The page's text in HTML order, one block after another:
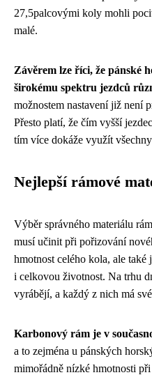
27,5palcovými koly mohli
malé.
Závěrem lze říci, že pánské
širokému spektru jezdců
možnostem nastavení již není
Přesto platí, že čím vyšší
tím více dokáže využít
Nejlepší rámové
Výběr správného materiálu
musí učinit při pořizování
hmotnost celého kola, ale také
i celkovou životnost. Na trhu
vyrábějí, a každý z nich má
Karbonový rám je v
a to zejména u pánských
mimořádně nízké hmotnosti